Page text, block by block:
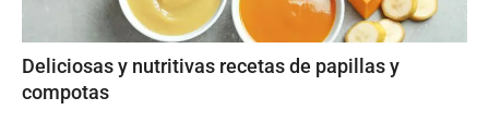
Deliciosas y nutritivas recetas de papillas y
compotas